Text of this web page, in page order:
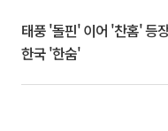
태풍 '돌핀' 이어 '찬홈' 등
한국 '한숨'